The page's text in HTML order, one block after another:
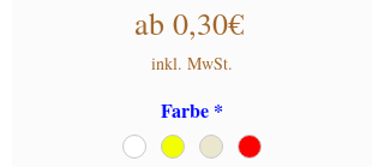
ab 0,30€Sale-Preis
inkl. MwSt.
Farbe *